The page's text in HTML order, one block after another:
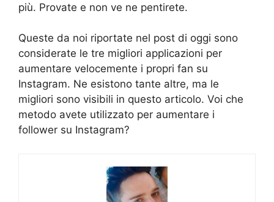
più. Provate e non ve ne pentirete.
Queste da noi riportate nel post di oggi sono
considerate le tre migliori applicazioni per
aumentare velocemente i propri fan su
Instagram. Ne esistono tante altre, ma le
migliori sono visibili in questo articolo. Voi che
metodo avete utilizzato per aumentare i
follower su Instagram?